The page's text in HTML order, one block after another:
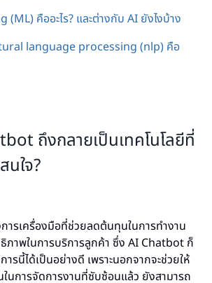
คืออะไร? และต่างกับ AI ยังไงบ้าง
language processing (nlp) คือ
ถึงกลายเป็นเทคโนโลยีที่
นใจ?
ารเครื่องมือที่ช่วยลดต้นทุนในการทำงาน
ภาพในการบริการลูกค้า ซึ่ง AI Chatbot ก็
รนี้ได้เป็นอย่างดี เพราะนอกจากจะช่วยให้
นการจัดการงานที่ซับซ้อนแล้ว ยังสามารถ